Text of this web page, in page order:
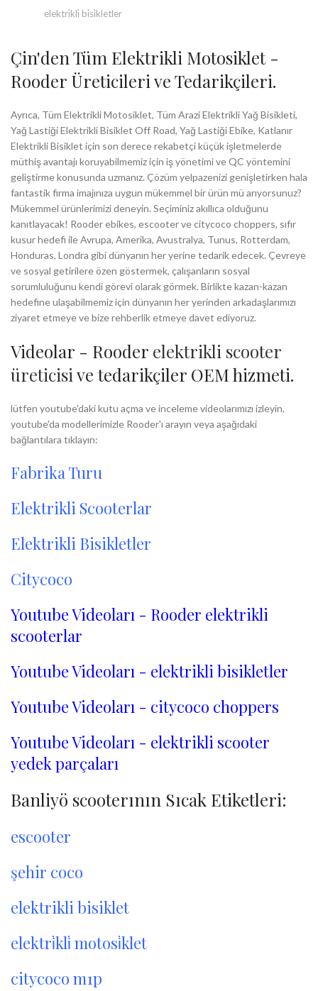
elektri̇kli̇ bi̇si̇kletler
Çin'den Tüm Elektrikli Motosiklet -
Rooder Üreticileri ve Tedarikçileri.
Ayrıca, Tüm Elektrikli Motosiklet, Tüm Arazi Elektrikli Yağ Bisikleti,
Yağ Lastiği Elektrikli Bisiklet Off Road, Yağ Lastiği Ebike, Katlanır
Elektrikli Bisiklet için son derece rekabetçi küçük işletmelerde
müthiş avantajı koruyabilmemiz için iş yönetimi ve QC yöntemini
geliştirme konusunda uzmanız. Çözüm yelpazenizi genişletirken hala
fantastik firma imajınıza uygun mükemmel bir ürün mü arıyorsunuz?
Mükemmel ürünlerimizi deneyin. Seçiminiz akıllıca olduğunu
kanıtlayacak! Rooder ebikes, escooter ve citycoco choppers, sıfır
kusur hedefi ile Avrupa, Amerika, Avustralya, Tunus, Rotterdam,
Honduras, Londra gibi dünyanın her yerine tedarik edecek. Çevreye
ve sosyal getirilere özen göstermek, çalışanların sosyal
sorumluluğunu kendi görevi olarak görmek. Birlikte kazan-kazan
hedefine ulaşabilmemiz için dünyanın her yerinden arkadaşlarımızı
ziyaret etmeye ve bize rehberlik etmeye davet ediyoruz.
Videolar - Rooder elektrikli scooter
üreticisi ve tedarikçiler OEM hizmeti.
lütfen youtube'daki kutu açma ve inceleme videolarımızı izleyin,
youtube'da modellerimizle Rooder'ı arayın veya aşağıdaki
bağlantılara tıklayın:
Fabrika Turu
Elektrikli Scooterlar
Elektrikli Bisikletler
Citycoco
Youtube Videoları - Rooder elektrikli
scooterlar
Youtube Videoları - elektrikli bisikletler
Youtube Videoları - citycoco choppers
Youtube Videoları - elektrikli scooter
yedek parçaları
Banliyö scooterının Sıcak Etiketleri:
escooter
şehir coco
elektrikli bisiklet
elektri̇kli̇ motosi̇klet
citycoco m1p